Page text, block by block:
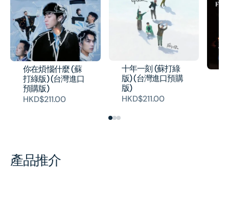
你在煩惱什麼 (蘇
打綠版) (台灣進口
預購版)
HKD$211.00
十年一刻 (蘇打綠
版) (台灣進口預購
版)
HKD$211.00
產品推介